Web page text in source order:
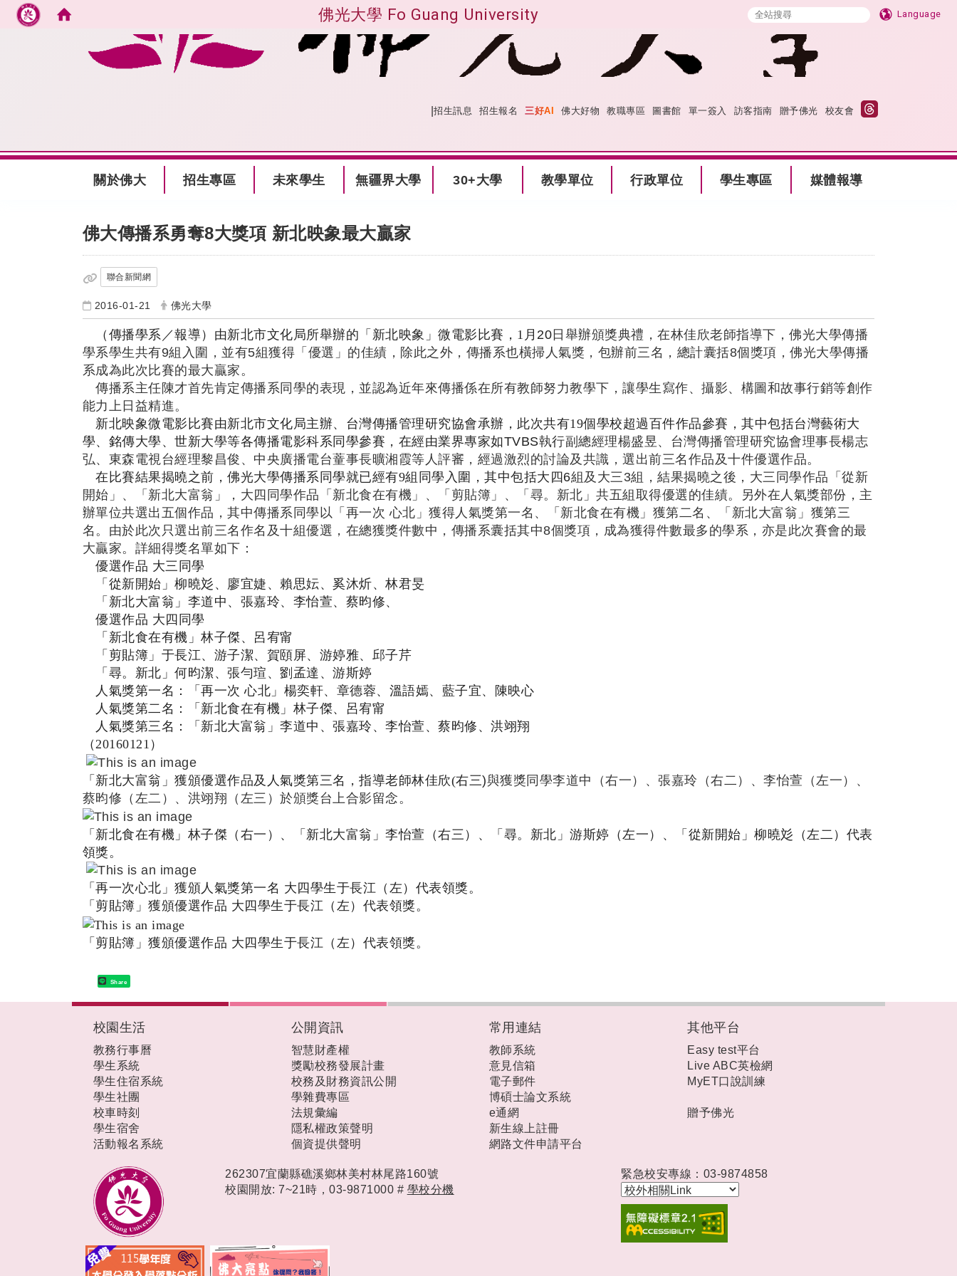
佛光大學 Fo Guang University Language
跳到主要內容
|招生訊息 招生報名 三好AI 佛大好物 教職專區 圖書館 單一簽入 訪客指南 贈予佛光 校友會
關於佛大 招生專區 未來學生 無疆界大學 30+大學 教學單位 行政單位 學生專區 媒體報導
佛大傳播系勇奪8大獎項 新北映象最大贏家
聯合新聞網
2016-01-21 佛光大學
（傳播學系／報導） 由新北市文化局所舉辦的「新北映象」微電影比賽，1 月20 日舉辦頒獎典禮，在林佳欣老師指導下，佛光大學傳播
學系學生共有9組入圍，並有5組獲得「優選」的佳績，除此之外，傳播系也橫掃人氣獎，包辦前三名，總計囊括8個獎項，佛光大學傳播
系成為此次比賽的最大贏家。
傳播系主任陳才首先肯定傳播系同學的表現，並認為近年來傳播係在所有教師努力教學下，讓學生寫作、攝影、構圖和故事行銷等創作
能力上日益精進。
新北映象微電影比賽由新北市文化局主辦、台灣傳播管理研究協會承辦，此次共有19個學校超過百件作品參賽，其中包括台灣藝術大
學、銘傳大學、世新大學等各傳播電影科系同學參賽，在經由業界專家如TVBS執行副總經理楊盛昱、台灣傳播管理研究協會理事長楊志
弘、東森電視台經理黎昌俊、中央廣播電台蕫事長曠湘霞等人評審，經過激烈的討論及共識，選出前三名作品及十件優選作品。
在比賽結果揭曉之前，佛光大學傳播系同學就已經有9組同學入圍，其中包括大四6組及大三3組，結果揭曉之後，大三同學作品「從新
開始」、「新北大富翁」，大四同學作品「新北食在有機」、「剪貼簿」、「尋。新北」共五組取得優選的佳績。另外在人氣獎部份，主
辦單位共選出五個作品，其中傳播系同學以「再一次 心北」獲得人氣獎第一名、「新北食在有機」獲第二名、「新北大富翁」獲第三
名。由於此次只選出前三名作名及十組優選，在總獲獎件數中，傳播系囊括其中8個獎項，成為獲得件數最多的學系，亦是此次賽會的最
大贏家。詳細得獎名單如下：
優選作品 大三同學
「從新開始」柳曉彣、廖宜婕、賴思妘、奚沐炘、林君旻
「新北大富翁」李道中、張嘉玲、李怡萱、蔡昀修、
優選作品 大四同學
「新北食在有機」林子傑、呂宥甯
「剪貼簿」于長江、游子潔、賀頤屏、游婷雅、邱子芹
「尋。新北」何昀潔、張勻瑄、劉孟達、游斯婷
人氣獎第一名：「再一次 心北」楊奕軒、章德蓉、溫語嫣、藍子宜、陳映心
人氣獎第二名：「新北食在有機」林子傑、呂宥甯
人氣獎第三名：「新北大富翁」李道中、張嘉玲、李怡萱、蔡昀修、洪翊翔
（20160121 ）
「新北大富翁」獲頒優選作品及人氣獎第三名，指導老師林佳欣(右三)與獲獎同學李道中（右一）、張嘉玲（右二）、李怡萱（左一）、
蔡昀修（左二）、洪翊翔（左三）於頒獎台上合影留念。
「新北食在有機」林子傑（右一）、「新北大富翁」李怡萱（右三）、「尋。新北」游斯婷（左一）、「從新開始」柳曉彣（左二）代表
領獎。
「再一次心北」獲頒人氣獎第一名 大四學生于長江（左）代表領獎。
「剪貼簿」獲頒優選作品 大四學生于長江（左）代表領獎。
「剪貼簿」獲頒優選作品 大四學生于長江（左）代表領獎。
Share
校園生活
教務行事曆
學生系統
學生住宿系統
學生社團
校車時刻
學生宿舍
活動報名系統
公開資訊
智慧財產權
獎勵校務發展計畫
校務及財務資訊公開
學雜費專區
法規彙編
隱私權政策聲明
個資提供聲明
常用連結
教師系統
意見信箱
電子郵件
博碩士論文系統
e通網
新生線上註冊
網路文件申請平台
其他平台
Easy test平台
Live ABC英檢網
MyET口說訓練
贈予佛光
262307宜蘭縣礁溪鄉林美村林尾路160號
校園開放: 7~21時，03-9871000 # 學校分機
緊急校安專線：03-9874858